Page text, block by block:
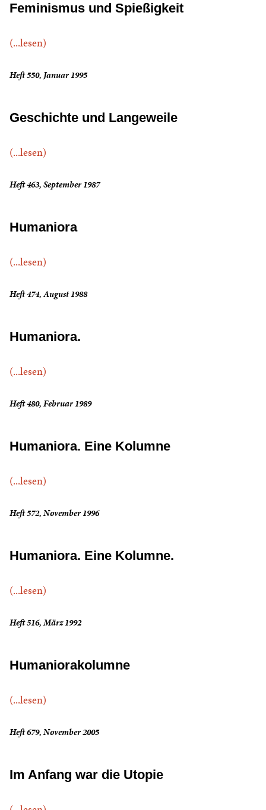
Feminismus und Spießigkeit
(...lesen)
Heft 550, Januar 1995
Geschichte und Langeweile
(...lesen)
Heft 463, September 1987
Humaniora
(...lesen)
Heft 474, August 1988
Humaniora.
(...lesen)
Heft 480, Februar 1989
Humaniora. Eine Kolumne
(...lesen)
Heft 572, November 1996
Humaniora. Eine Kolumne.
(...lesen)
Heft 516, März 1992
Humaniorakolumne
(...lesen)
Heft 679, November 2005
Im Anfang war die Utopie